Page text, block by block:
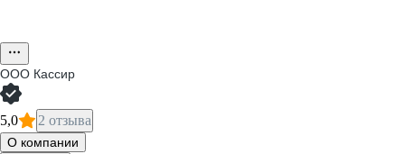
ООО Кассир
5,0 2 отзыва
О компании